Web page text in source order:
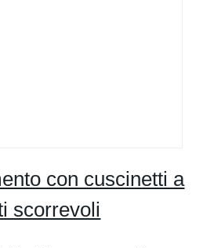
con cuscinetti a
scorrevoli